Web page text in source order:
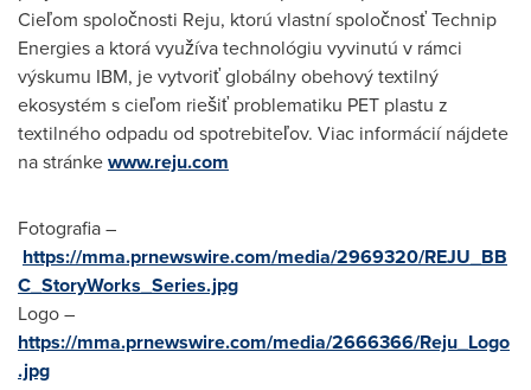
Cieľom spoločnosti Reju, ktorú vlastní spoločnosť Technip
Energies a ktorá využíva technológiu vyvinutú v rámci
výskumu IBM, je vytvoriť globálny obehový textilný
ekosystém s cieľom riešiť problematiku PET plastu z
textilného odpadu od spotrebiteľov. Viac informácií nájdete
na stránkewww.reju.com
Fotografia –
https://mma.prnewswire.com/media/2969320/REJU_BB
C_StoryWorks_Series.jpg
Logo –
https://mma.prnewswire.com/media/2666366/Reju_Logo
.jpg